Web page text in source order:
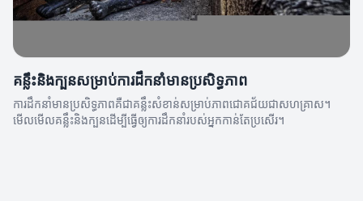
គន្លឹះនិងក្បួនសម្រាប់ការដឹកនាំមានប្រសិទ្ធភាព
ការដឹកនាំមានប្រសិទ្ធភាពគឺជាគន្លឹះសំខាន់សម្រាប់ភាពជោគជ័យជាសហគ្រាស។
មើលមើលគន្លឹះនិងក្បួនដើម្បីធ្វើឲ្យការដឹកនាំរបស់អ្នកកាន់តែប្រសើរ។